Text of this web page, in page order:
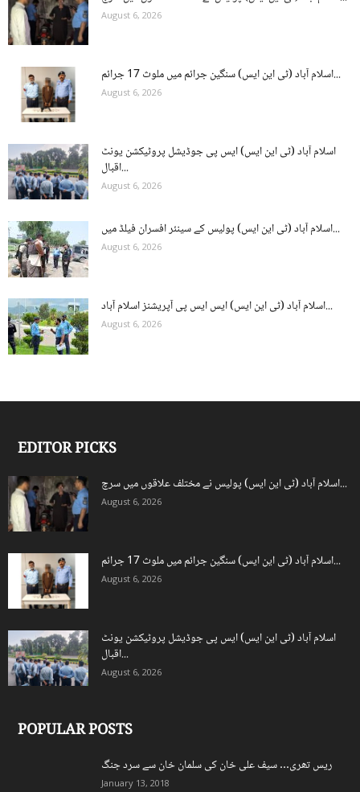
August 6, 2026
اسلام آباد (ٹی این ایس) سنگین جرائم میں ملوث 17 جرائم...
August 6, 2026
اسلام آباد (ٹی این ایس) ایس پی جوڈیشل پروٹیکشن یونٹ
اقبال...
August 6, 2026
اسلام آباد (ٹی این ایس) پولیس کے سینئر افسران فیلڈ میں...
August 6, 2026
اسلام آباد (ٹی این ایس) ایس ایس پی آپریشنز اسلام آباد...
August 6, 2026
EDITOR PICKS
اسلام آباد (ٹی این ایس) پولیس نے مختلف علاقوں میں سرچ...
August 6, 2026
اسلام آباد (ٹی این ایس) سنگین جرائم میں ملوث 17 جرائم...
August 6, 2026
اسلام آباد (ٹی این ایس) ایس پی جوڈیشل پروٹیکشن یونٹ
اقبال...
August 6, 2026
POPULAR POSTS
ریس تھری… سیف علی خان کی سلمان خان سے سرد جنگ
January 13, 2018